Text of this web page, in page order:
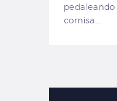
pedaleando
cornisa…